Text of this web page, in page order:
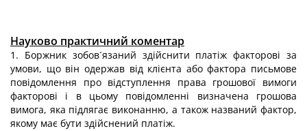
Науково практичний коментар
1. Боржник зобов´язаний здійснити платіж факторові за
умови, що він одержав від клієнта або фактора письмове
повідомлення про відступлення права грошової вимоги
факторові і в цьому повідомленні визначена грошова
вимога, яка підлягає виконанню, а також названий фактор,
якому має бути здійснений платіж.